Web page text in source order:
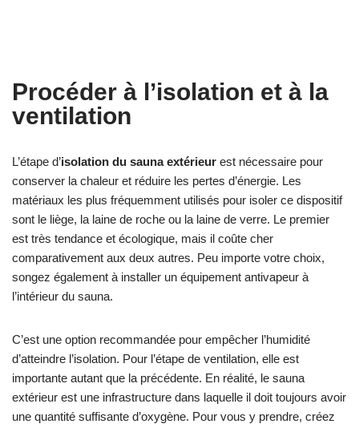
Procéder à l’isolation et à la
ventilation
L’étape d’isolation du sauna extérieur est nécessaire pour
conserver la chaleur et réduire les pertes d’énergie. Les
matériaux les plus fréquemment utilisés pour isoler ce dispositif
sont le liège, la laine de roche ou la laine de verre. Le premier
est très tendance et écologique, mais il coûte cher
comparativement aux deux autres. Peu importe votre choix,
songez également à installer un équipement antivapeur à
l’intérieur du sauna.
C’est une option recommandée pour empêcher l’humidité
d’atteindre l’isolation. Pour l’étape de ventilation, elle est
importante autant que la précédente. En réalité, le sauna
extérieur est une infrastructure dans laquelle il doit toujours avoir
une quantité suffisante d’oxygène. Pour vous y prendre, créez